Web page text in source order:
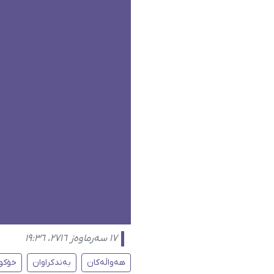
١٧ سەرماوەز ٢٧١٦، ١٩:٣٦
هەواڵەکان بەندکراوان